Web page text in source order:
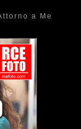
a Me